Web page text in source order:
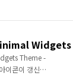
또는 수정된 파
해제.탈옥된
일 시스템 >
- 에 압
Widgets
Theme -
이콘이 갱신되